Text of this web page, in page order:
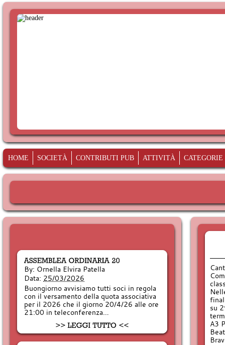
HOME SOCIETÀ CONTRIBUTI PUB ATTIVITÀ CATEGORIE
By: Ornella Elvira Patella
Data: 25/03/2026
Buongiorno avvisiamo tutti soci in regola
con il versamento della quota associativa
per il 2026 che il giorno 20/4/26 alle ore
21:00 in teleconferenza…
su
A3